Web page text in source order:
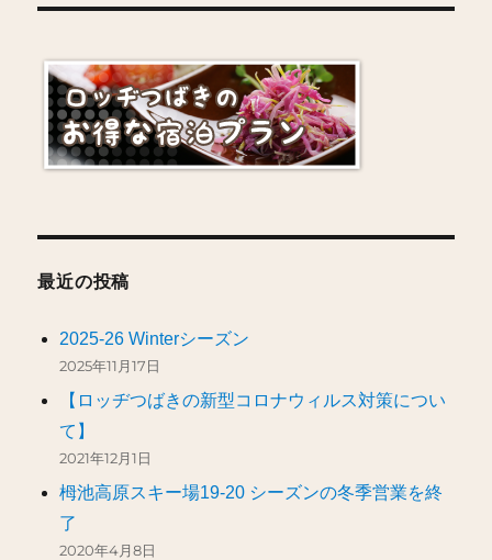
ゲ
ー
シ
ョ
最近の投稿
2025-26 Winterシーズン
2025年11月17日
【ロッヂつばきの新型コロナウィルス対策につい
て】
2021年12月1日
栂池高原スキー場19-20 シーズンの冬季営業を終
了
2020年4月8日